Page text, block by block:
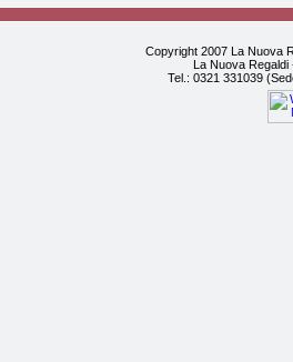
Copyright 2007 La Nuova
La Nuova Regaldi
Tel.: 0321 331039